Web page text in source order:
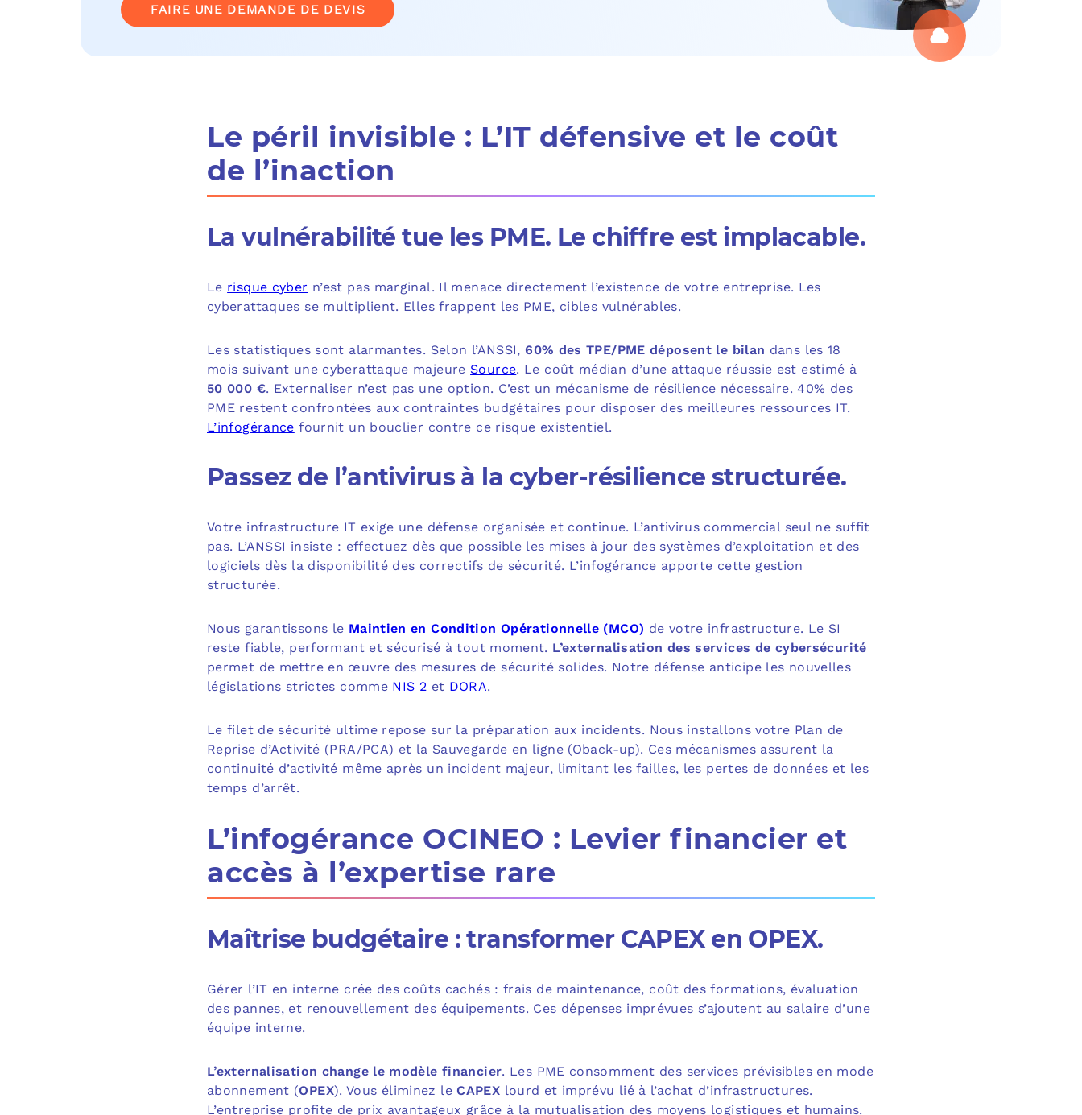
FAIRE UNE DEMANDE DE DEVIS
Le péril invisible : L’IT défensive et le coût
de l’inaction
La vulnérabilité tue les PME. Le chiffre est implacable.
Le risque cyber n’est pas marginal. Il menace directement l’existence de votre entreprise. Les
cyberattaques se multiplient. Elles frappent les PME, cibles vulnérables.
Les statistiques sont alarmantes. Selon l’ANSSI, 60% des TPE/PME déposent le bilan dans les 18
mois suivant une cyberattaque majeure Source. Le coût médian d’une attaque réussie est estimé à
50 000 €. Externaliser n’est pas une option. C’est un mécanisme de résilience nécessaire. 40% des
PME restent confrontées aux contraintes budgétaires pour disposer des meilleures ressources IT.
L’infogérance fournit un bouclier contre ce risque existentiel.
Passez de l’antivirus à la cyber-résilience structurée.
Votre infrastructure IT exige une défense organisée et continue. L’antivirus commercial seul ne suffit
pas. L’ANSSI insiste : effectuez dès que possible les mises à jour des systèmes d’exploitation et des
logiciels dès la disponibilité des correctifs de sécurité. L’infogérance apporte cette gestion
structurée.
Nous garantissons le Maintien en Condition Opérationnelle (MCO) de votre infrastructure. Le SI
reste fiable, performant et sécurisé à tout moment. L’externalisation des services de cybersécurité
permet de mettre en œuvre des mesures de sécurité solides. Notre défense anticipe les nouvelles
législations strictes comme NIS 2 et DORA.
Le filet de sécurité ultime repose sur la préparation aux incidents. Nous installons votre Plan de
Reprise d’Activité (PRA/PCA) et la Sauvegarde en ligne (Oback-up). Ces mécanismes assurent la
continuité d’activité même après un incident majeur, limitant les failles, les pertes de données et les
temps d’arrêt.
L’infogérance OCINEO : Levier financier et
accès à l’expertise rare
Maîtrise budgétaire : transformer CAPEX en OPEX.
Gérer l’IT en interne crée des coûts cachés : frais de maintenance, coût des formations, évaluation
des pannes, et renouvellement des équipements. Ces dépenses imprévues s’ajoutent au salaire d’une
équipe interne.
L’externalisation change le modèle financier. Les PME consomment des services prévisibles en mode
abonnement (OPEX). Vous éliminez leCAPEX lourd et imprévu lié à l’achat d’infrastructures.
L’entreprise profite de prix avantageux grâce à la mutualisation des moyens logistiques et humains.